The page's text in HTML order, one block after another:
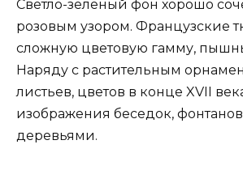
Светло-зеленый фон хорошо
розовым узором. Французские
сложную цветовую гамму,
Наряду с растительным
листьев, цветов в конце XVII
изображения беседок,
деревьями.